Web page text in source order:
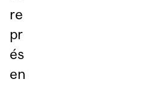
re
pr
és
en